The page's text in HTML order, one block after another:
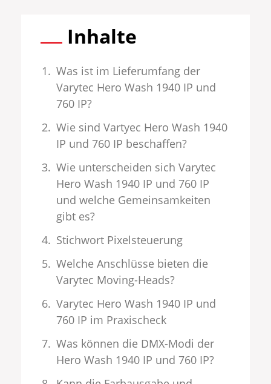
Inhalte
Was ist im Lieferumfang der
Varytec Hero Wash 1940 IP und
760 IP?
Wie sind Vartyec Hero Wash 1940
IP und 760 IP beschaffen?
Wie unterscheiden sich Varytec
Hero Wash 1940 IP und 760 IP
und welche Gemeinsamkeiten
gibt es?
Stichwort Pixelsteuerung
Welche Anschlüsse bieten die
Varytec Moving-Heads?
Varytec Hero Wash 1940 IP und
760 IP im Praxischeck
Was können die DMX-Modi der
Hero Wash 1940 IP und 760 IP?